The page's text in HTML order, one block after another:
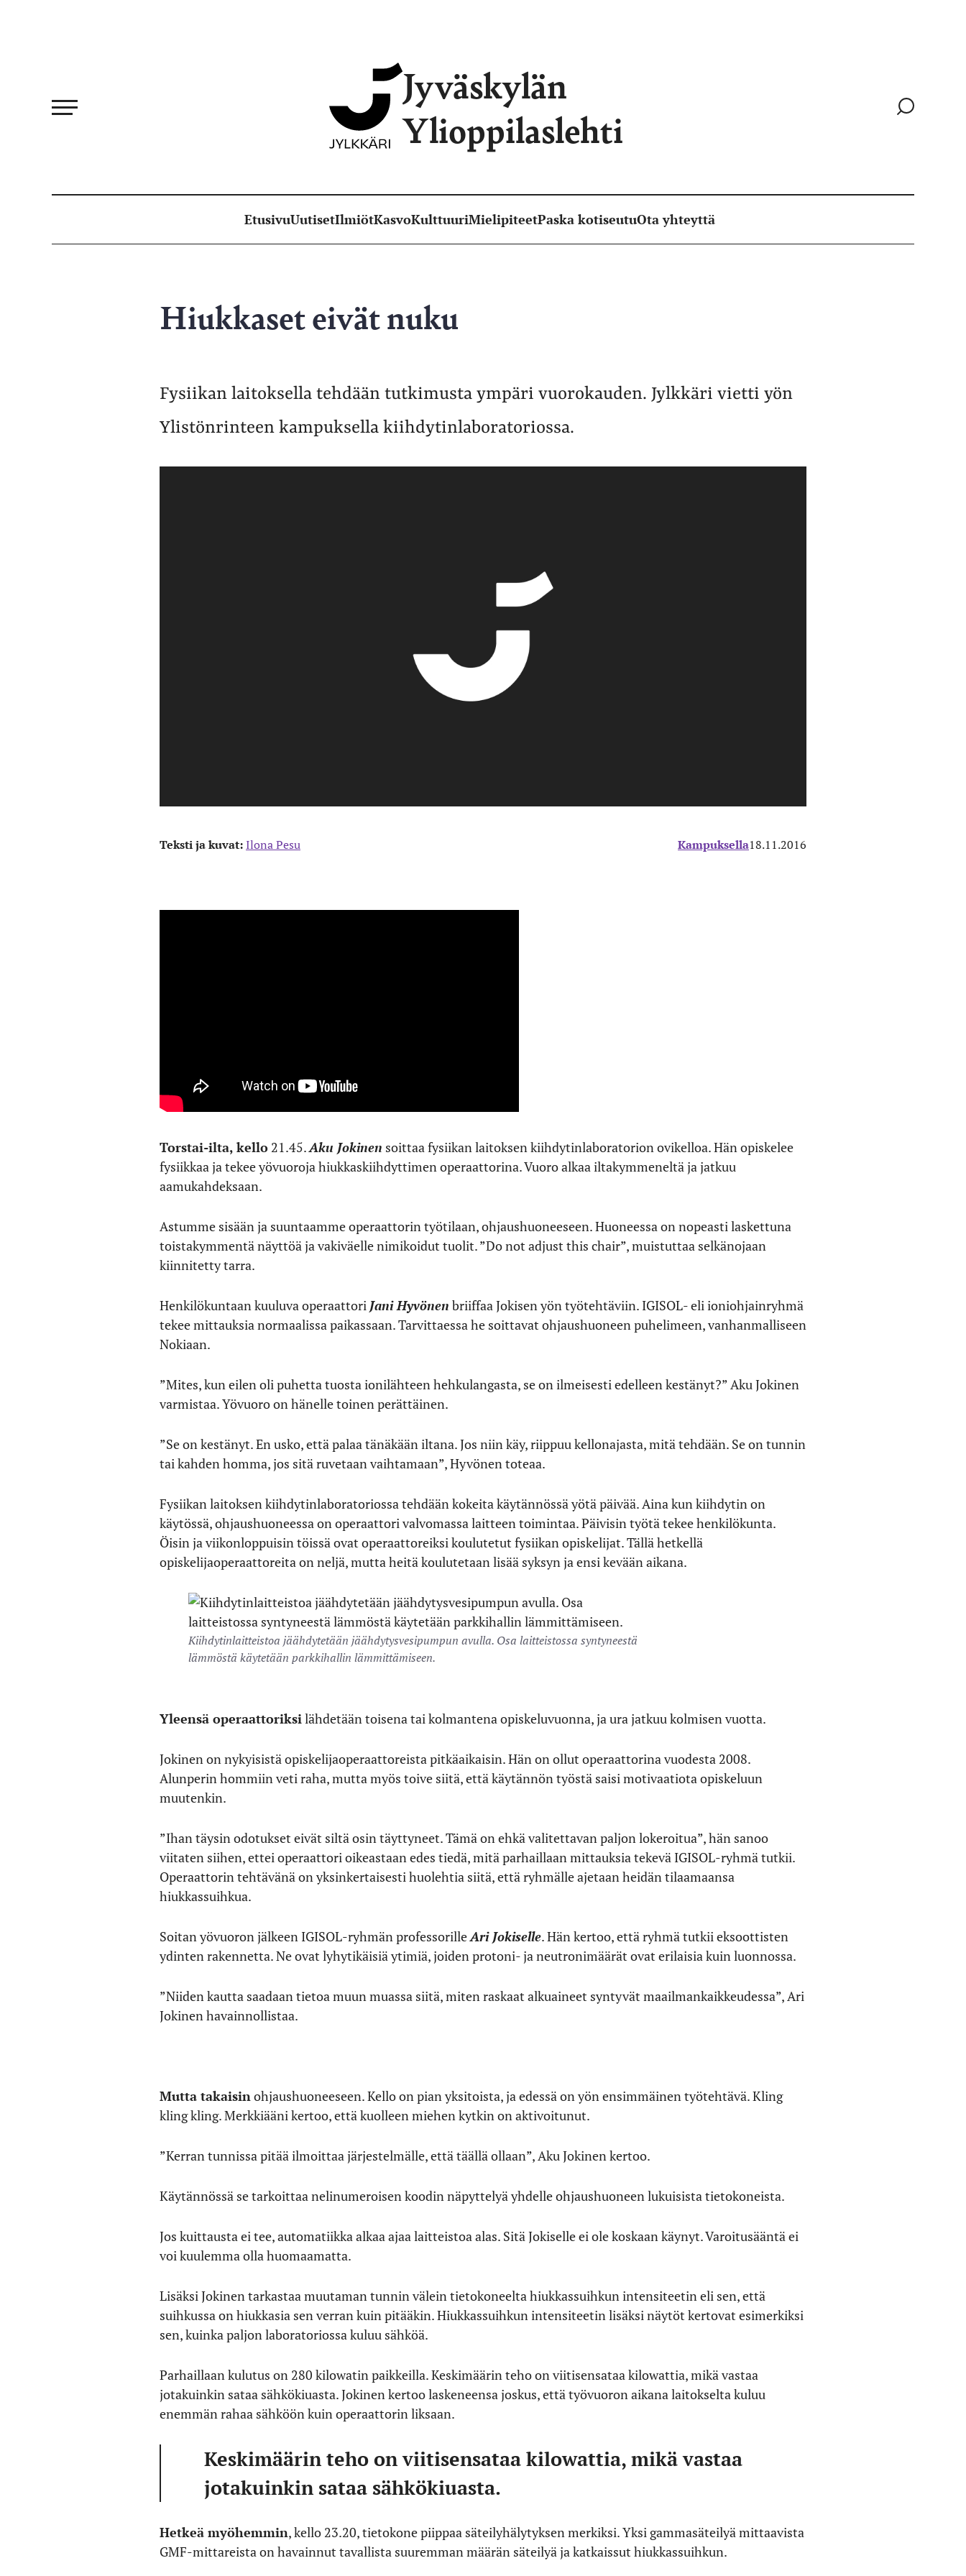
Jyväskylän
Ylioppilaslehti
Siirry
EtusivuUutisetIlmiötKasvoKulttuuriMielipiteetPaska kotiseutuOta yhteyttä
Hiukkaset eivät nuku
Fysiikan laitoksella tehdään tutkimusta ympäri vuorokauden. Jylkkäri vietti yön
Ylistönrinteen kampuksella kiihdytinlaboratoriossa.
Teksti ja kuvat: Ilona Pesu Kampuksella18.11.2016
Torstai-ilta, kello 21.45.Aku Jokinen soittaa fysiikan laitoksen kiihdytinlaboratorion ovikelloa. Hän opiskelee
fysiikkaa ja tekee yövuoroja hiukkaskiihdyttimen operaattorina. Vuoro alkaa iltakymmeneltä ja jatkuu
aamukahdeksaan.
Astumme sisään ja suuntaamme operaattorin työtilaan, ohjaushuoneeseen. Huoneessa on nopeasti laskettuna
toistakymmentä näyttöä ja vakiväelle nimikoidut tuolit. ”Do not adjust this chair”, muistuttaa selkänojaan
kiinnitetty tarra.
Henkilökuntaan kuuluva operaattori Jani Hyvönen briiffaa Jokisen yön työtehtäviin. IGISOL- eli ioniohjainryhmä
tekee mittauksia normaalissa paikassaan. Tarvittaessa he soittavat ohjaushuoneen puhelimeen, vanhanmalliseen
Nokiaan.
”Mites, kun eilen oli puhetta tuosta ionilähteen hehkulangasta, se on ilmeisesti edelleen kestänyt?” Aku Jokinen
varmistaa. Yövuoro on hänelle toinen perättäinen.
”Se on kestänyt. En usko, että palaa tänäkään iltana. Jos niin käy, riippuu kellonajasta, mitä tehdään. Se on tunnin
tai kahden homma, jos sitä ruvetaan vaihtamaan”, Hyvönen toteaa.
Fysiikan laitoksen kiihdytinlaboratoriossa tehdään kokeita käytännössä yötä päivää. Aina kun kiihdytin on
käytössä, ohjaushuoneessa on operaattori valvomassa laitteen toimintaa. Päivisin työtä tekee henkilökunta.
Öisin ja viikonloppuisin töissä ovat operaattoreiksi koulutetut fysiikan opiskelijat. Tällä hetkellä
opiskelijaoperaattoreita on neljä, mutta heitä koulutetaan lisää syksyn ja ensi kevään aikana.
Kiihdytinlaitteistoa jäähdytetään jäähdytysvesipumpun avulla. Osa laitteistossa syntyneestä
lämmöstä käytetään parkkihallin lämmittämiseen.
Yleensä operaattoriksi lähdetään toisena tai kolmantena opiskeluvuonna, ja ura jatkuu kolmisen vuotta.
Jokinen on nykyisistä opiskelijaoperaattoreista pitkäaikaisin. Hän on ollut operaattorina vuodesta 2008.
Alunperin hommiin veti raha, mutta myös toive siitä, että käytännön työstä saisi motivaatiota opiskeluun
muutenkin.
”Ihan täysin odotukset eivät siltä osin täyttyneet. Tämä on ehkä valitettavan paljon lokeroitua”, hän sanoo
viitaten siihen, ettei operaattori oikeastaan edes tiedä, mitä parhaillaan mittauksia tekevä IGISOL-ryhmä tutkii.
Operaattorin tehtävänä on yksinkertaisesti huolehtia siitä, että ryhmälle ajetaan heidän tilaamaansa
hiukkassuihkua.
Soitan yövuoron jälkeen IGISOL-ryhmän professorilleAri Jokiselle. Hän kertoo, että ryhmä tutkii eksoottisten
ydinten rakennetta. Ne ovat lyhytikäisiä ytimiä, joiden protoni- ja neutronimäärät ovat erilaisia kuin luonnossa.
”Niiden kautta saadaan tietoa muun muassa siitä, miten raskaat alkuaineet syntyvät maailmankaikkeudessa”, Ari
Jokinen havainnollistaa.
Mutta takaisin ohjaushuoneeseen. Kello on pian yksitoista, ja edessä on yön ensimmäinen työtehtävä. Kling
kling kling. Merkkiääni kertoo, että kuolleen miehen kytkin on aktivoitunut.
”Kerran tunnissa pitää ilmoittaa järjestelmälle, että täällä ollaan”, Aku Jokinen kertoo.
Käytännössä se tarkoittaa nelinumeroisen koodin näpyttelyä yhdelle ohjaushuoneen lukuisista tietokoneista.
Jos kuittausta ei tee, automatiikka alkaa ajaa laitteistoa alas. Sitä Jokiselle ei ole koskaan käynyt. Varoitusääntä ei
voi kuulemma olla huomaamatta.
Lisäksi Jokinen tarkastaa muutaman tunnin välein tietokoneelta hiukkassuihkun intensiteetin eli sen, että
suihkussa on hiukkasia sen verran kuin pitääkin. Hiukkassuihkun intensiteetin lisäksi näytöt kertovat esimerkiksi
sen, kuinka paljon laboratoriossa kuluu sähköä.
Parhaillaan kulutus on 280 kilowatin paikkeilla. Keskimäärin teho on viitisensataa kilowattia, mikä vastaa
jotakuinkin sataa sähkökiuasta. Jokinen kertoo laskeneensa joskus, että työvuoron aikana laitokselta kuluu
enemmän rahaa sähköön kuin operaattorin liksaan.
Keskimäärin teho on viitisensataa kilowattia, mikä vastaa
jotakuinkin sataa sähkökiuasta.
Hetkeä myöhemmin, kello 23.20, tietokone piippaa säteilyhälytyksen merkiksi. Yksi gammasäteilyä mittaavista
GMF-mittareista on havainnut tavallista suuremman määrän säteilyä ja katkaissut hiukkassuihkun.